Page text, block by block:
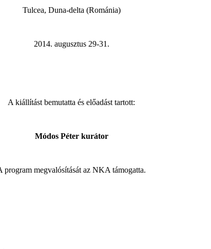
Tulcea, Duna-delta (Románia)
2014. augusztus 29-31.
A kiállítást bemutatta és előadást tartott:
Módos Péter kurátor
program megvalósítását az NKA támogatta.